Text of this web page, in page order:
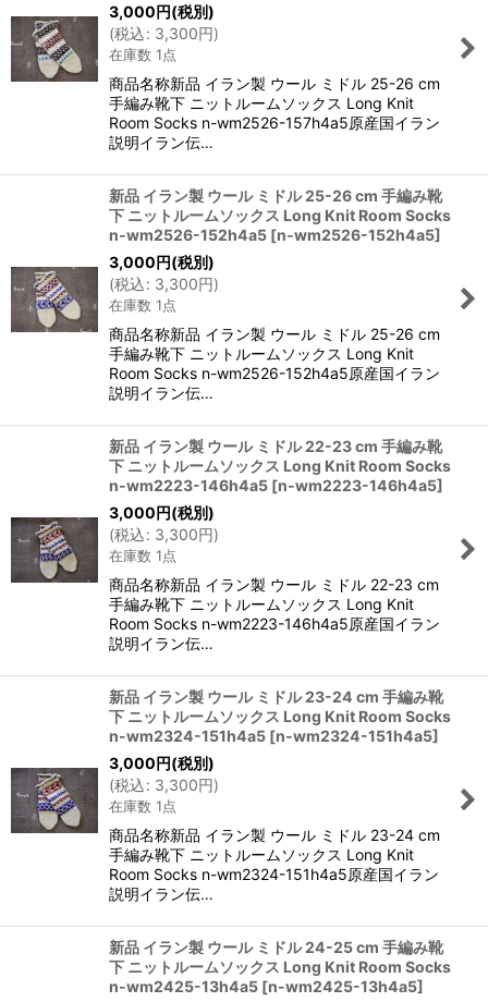
3,000円(税別)
(税込: 3,300円)
在庫数 1点
商品名称新品 イラン製 ウール ミドル 25-26 cm
手編み靴下 ニットルームソックス Long Knit
Room Socks n-wm2526-157h4a5原産国イラン
説明イラン伝…
新品 イラン製 ウール ミドル 25-26 cm 手編み靴
下 ニットルームソックス Long Knit Room Socks
n-wm2526-152h4a5 [n-wm2526-152h4a5]
3,000円(税別)
(税込: 3,300円)
在庫数 1点
商品名称新品 イラン製 ウール ミドル 25-26 cm
手編み靴下 ニットルームソックス Long Knit
Room Socks n-wm2526-152h4a5原産国イラン
説明イラン伝…
新品 イラン製 ウール ミドル 22-23 cm 手編み靴
下 ニットルームソックス Long Knit Room Socks
n-wm2223-146h4a5 [n-wm2223-146h4a5]
3,000円(税別)
(税込: 3,300円)
在庫数 1点
商品名称新品 イラン製 ウール ミドル 22-23 cm
手編み靴下 ニットルームソックス Long Knit
Room Socks n-wm2223-146h4a5原産国イラン
説明イラン伝…
新品 イラン製 ウール ミドル 23-24 cm 手編み靴
下 ニットルームソックス Long Knit Room Socks
n-wm2324-151h4a5 [n-wm2324-151h4a5]
3,000円(税別)
(税込: 3,300円)
在庫数 1点
商品名称新品 イラン製 ウール ミドル 23-24 cm
手編み靴下 ニットルームソックス Long Knit
Room Socks n-wm2324-151h4a5原産国イラン
説明イラン伝…
新品 イラン製 ウール ミドル 24-25 cm 手編み靴
下 ニットルームソックス Long Knit Room Socks
n-wm2425-13h4a5 [n-wm2425-13h4a5]